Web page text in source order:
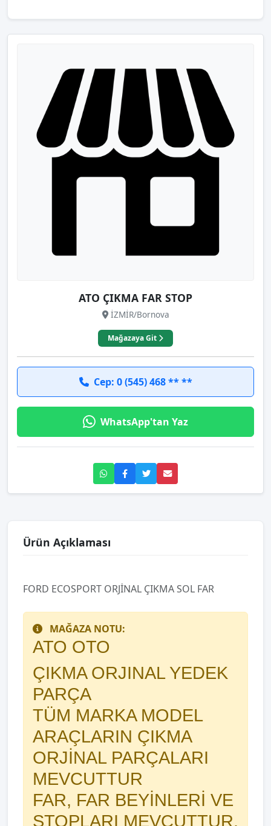
ATO ÇIKMA FAR STOP
İZMİR/Bornova
Mağazaya Git
Cep: 0 (545) 468 ** **
WhatsApp'tan Yaz
Ürün Açıklaması
FORD ECOSPORT ORJİNAL ÇIKMA SOL FAR
MAĞAZA NOTU:
ATO OTO
ÇIKMA ORJINAL YEDEK
PARÇA
TÜM MARKA MODEL
ARAÇLARIN ÇIKMA
ORJİNAL PARÇALARI
MEVCUTTUR
FAR, FAR BEYİNLERİ VE
STOPLARI MEVCUTTUR.